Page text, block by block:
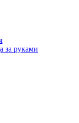
за руками